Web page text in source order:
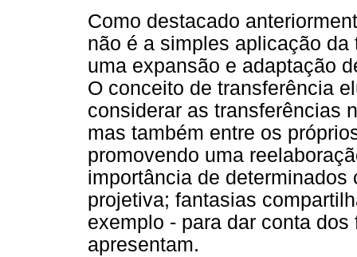
Como destacado
não é a simples aplicação
uma expansão e adaptação
O conceito de transferência
considerar as transferências
mas também entre os
promovendo uma
importância de
projetiva; fantasias
exemplo - para dar conta
apresentam.